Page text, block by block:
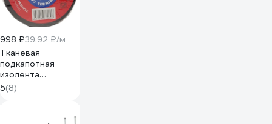
998 ₽39.92 ₽/м
Тканевая
подкапотная
изолента
Terminator Izt
1925 fabric, 19мм х
0,25мм 2000832
5(8)